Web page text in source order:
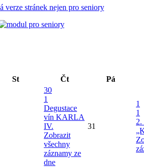
verze stránek nejen pro seniory
St Čt Pá
30
1
Degustace
vín KARLA
IV.
Zobrazit
všechny
záznamy ze
dne
31
1
1
2.